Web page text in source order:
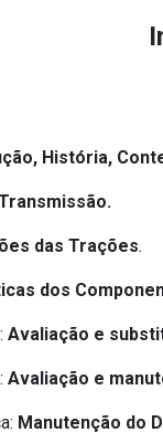
História,
.
das Trações.
dos
Avaliação e
Avaliação e
Manutenção do